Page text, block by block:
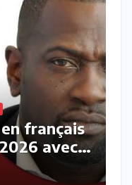
en français
2026 avec